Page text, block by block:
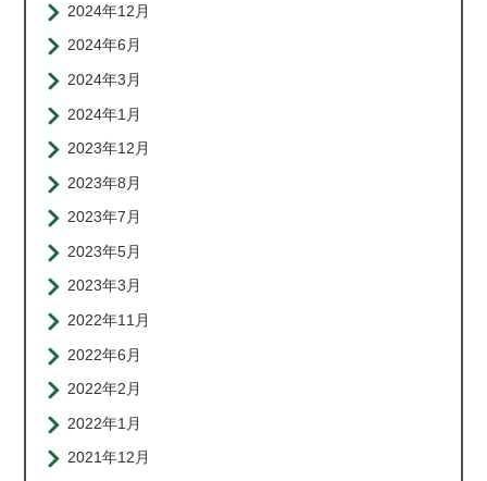
2024年12月
2024年6月
2024年3月
2024年1月
2023年12月
2023年8月
2023年7月
2023年5月
2023年3月
2022年11月
2022年6月
2022年2月
2022年1月
2021年12月